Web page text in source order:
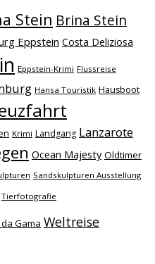
Stein Brina Stein
Eppstein Costa Deliziosa
Eppstein-Krimi Flussreise
Hansa Touristik Hausboot
Krimi Landgang Lanzarote
Ocean Majesty Oldtimer
Sandskulpturen Ausstellung
Tierfotografie
Gama Weltreise